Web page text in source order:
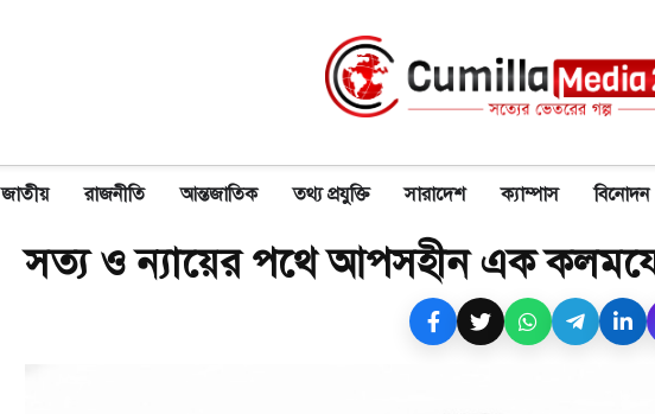
জাতীয় রাজনীতি আন্তজাতিক তথ্য প্রযুক্তি সারাদেশ ক্যাম্পাস বিনোদন
সত্য ও ন্যায়ের পথে আপসহীন এক